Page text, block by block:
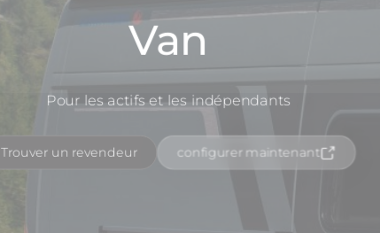
Van
Pour les actifs et les indépendants
Trouver un revendeur configurer maintenant